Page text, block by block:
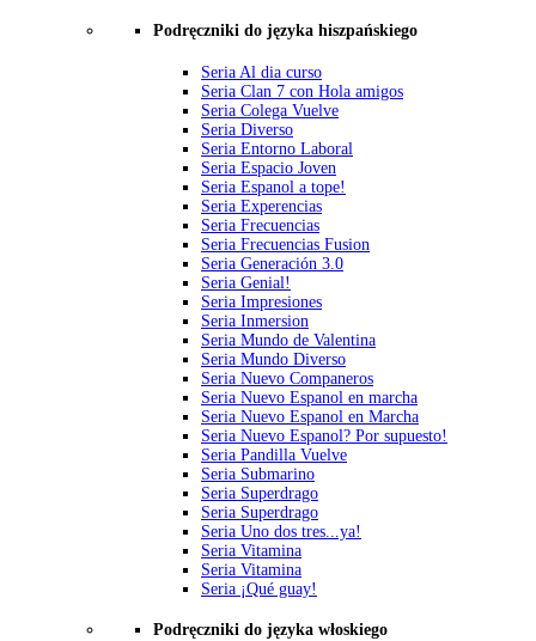
Podręczniki do języka hiszpańskiego
Seria Al dia curso
Seria Clan 7 con Hola amigos
Seria Colega Vuelve
Seria Diverso
Seria Entorno Laboral
Seria Espacio Joven
Seria Espanol a tope!
Seria Experencias
Seria Frecuencias
Seria Frecuencias Fusion
Seria Generación 3.0
Seria Genial!
Seria Impresiones
Seria Inmersion
Seria Mundo de Valentina
Seria Mundo Diverso
Seria Nuevo Companeros
Seria Nuevo Espanol en marcha
Seria Nuevo Espanol en Marcha
Seria Nuevo Espanol? Por supuesto!
Seria Pandilla Vuelve
Seria Submarino
Seria Superdrago
Seria Superdrago
Seria Uno dos tres...ya!
Seria Vitamina
Seria Vitamina
Seria ¡Qué guay!
Podręczniki do języka włoskiego